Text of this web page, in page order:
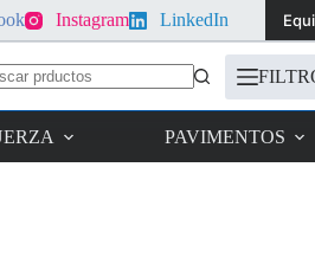
Instagram LinkedIn
PAVIMENTOS